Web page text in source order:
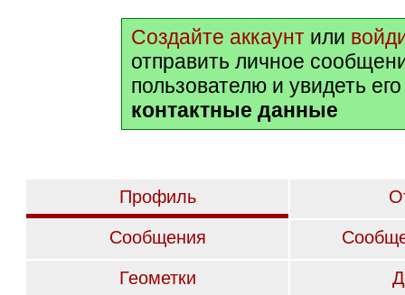
Создайте аккаунт или
отправить личное
пользователю и увидеть
контактные данные
Профиль
Сообщения
Геометки